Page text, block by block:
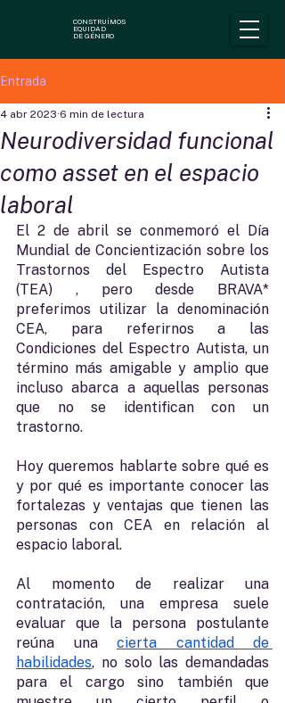
CONSTRUÍMOS
EQUIDAD
DE GÉNERO
Entrada
Neurodiversidad funcional
como asset en el espacio
laboral
4 abr 2023 6 min de lectura
El 2 de abril se conmemoró el Día
Mundial de Concientización sobre los
Trastornos del Espectro Autista
(TEA) , pero desde BRAVA*
preferimos utilizar la denominación
CEA, para referirnos a las
Condiciones del Espectro Autista, un
término más amigable y amplio que
incluso abarca a aquellas personas
que no se identifican con un
trastorno.
Hoy queremos hablarte sobre qué es
y por qué es importante conocer las
fortalezas y ventajas que tienen las
personas con CEA en relación al
espacio laboral.
Al momento de realizar una
contratación, una empresa suele
evaluar que la persona postulante
reúna una cierta cantidad de
habilidades, no solo las demandadas
para el cargo sino también que